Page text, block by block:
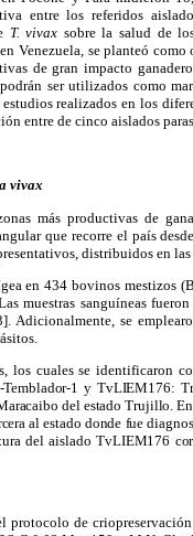
entre los referidos
T. vivax sobre la salud de
Venezuela, se planteó
de gran impacto
ser utilizados como
realizados en los
entre de cinco aislados
vivax
más productivas de
que recorre el país
distribuidos en las
en 434 bovinos mestizos
muestras sanguíneas
Adicionalmente, se
los cuales se identificaron
1 y TvLIEM176:
del estado Trujillo. En
al estado donde fue
del aislado TvLIEM176
protocolo de